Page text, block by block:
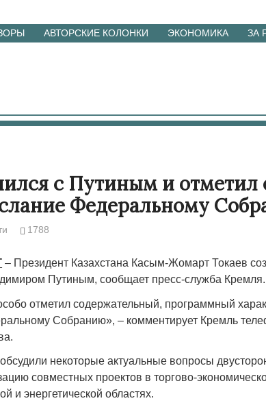
АВТОРСКИЕ КОЛОНКИ ЭКОНОМИКА ЗА
с Путиным и отметил
Федеральному
1788
– Президент Казахстана Касым-Жомарт Токаев
Путиным, сообщает пресс-служба Кремля.
отметил содержательный, программный
Собранию», – комментирует Кремль
некоторые актуальные вопросы
совместных проектов в торгово-
и энергетической областях.
Народ выбрал свет
Странная